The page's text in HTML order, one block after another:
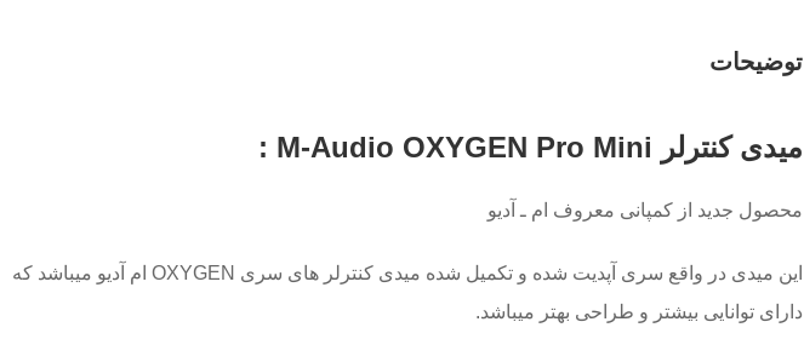
توضیحات
میدی کنترلر M-Audio OXYGEN Pro Mini :
محصول جدید از کمپانی معروف ام ـ آدیو
این میدی در واقع سری آپدیت شده و تکمیل شده میدی کنترلر های سری OXYGEN ام آدیو میباشد که
دارای توانایی بیشتر و طراحی بهتر میباشد.